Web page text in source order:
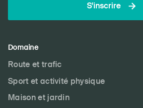
S'inscrire
Domaine
Route et trafic
Sport et activité physique
Maison et jardin